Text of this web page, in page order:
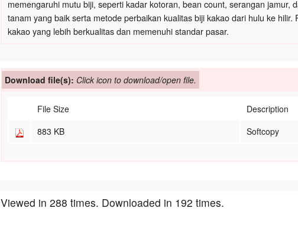
memengaruhi mutu biji, seperti kadar kotoran, bean count, serangan jamur,
tanam yang baik serta metode perbaikan kualitas biji kakao dari hulu ke
kakao yang lebih berkualitas dan memenuhi standar pasar.
Download file(s): Click icon to download/open file.
File Size
Description
883 KB
Softcopy
Viewed in 288 times. Downloaded in 192 times.